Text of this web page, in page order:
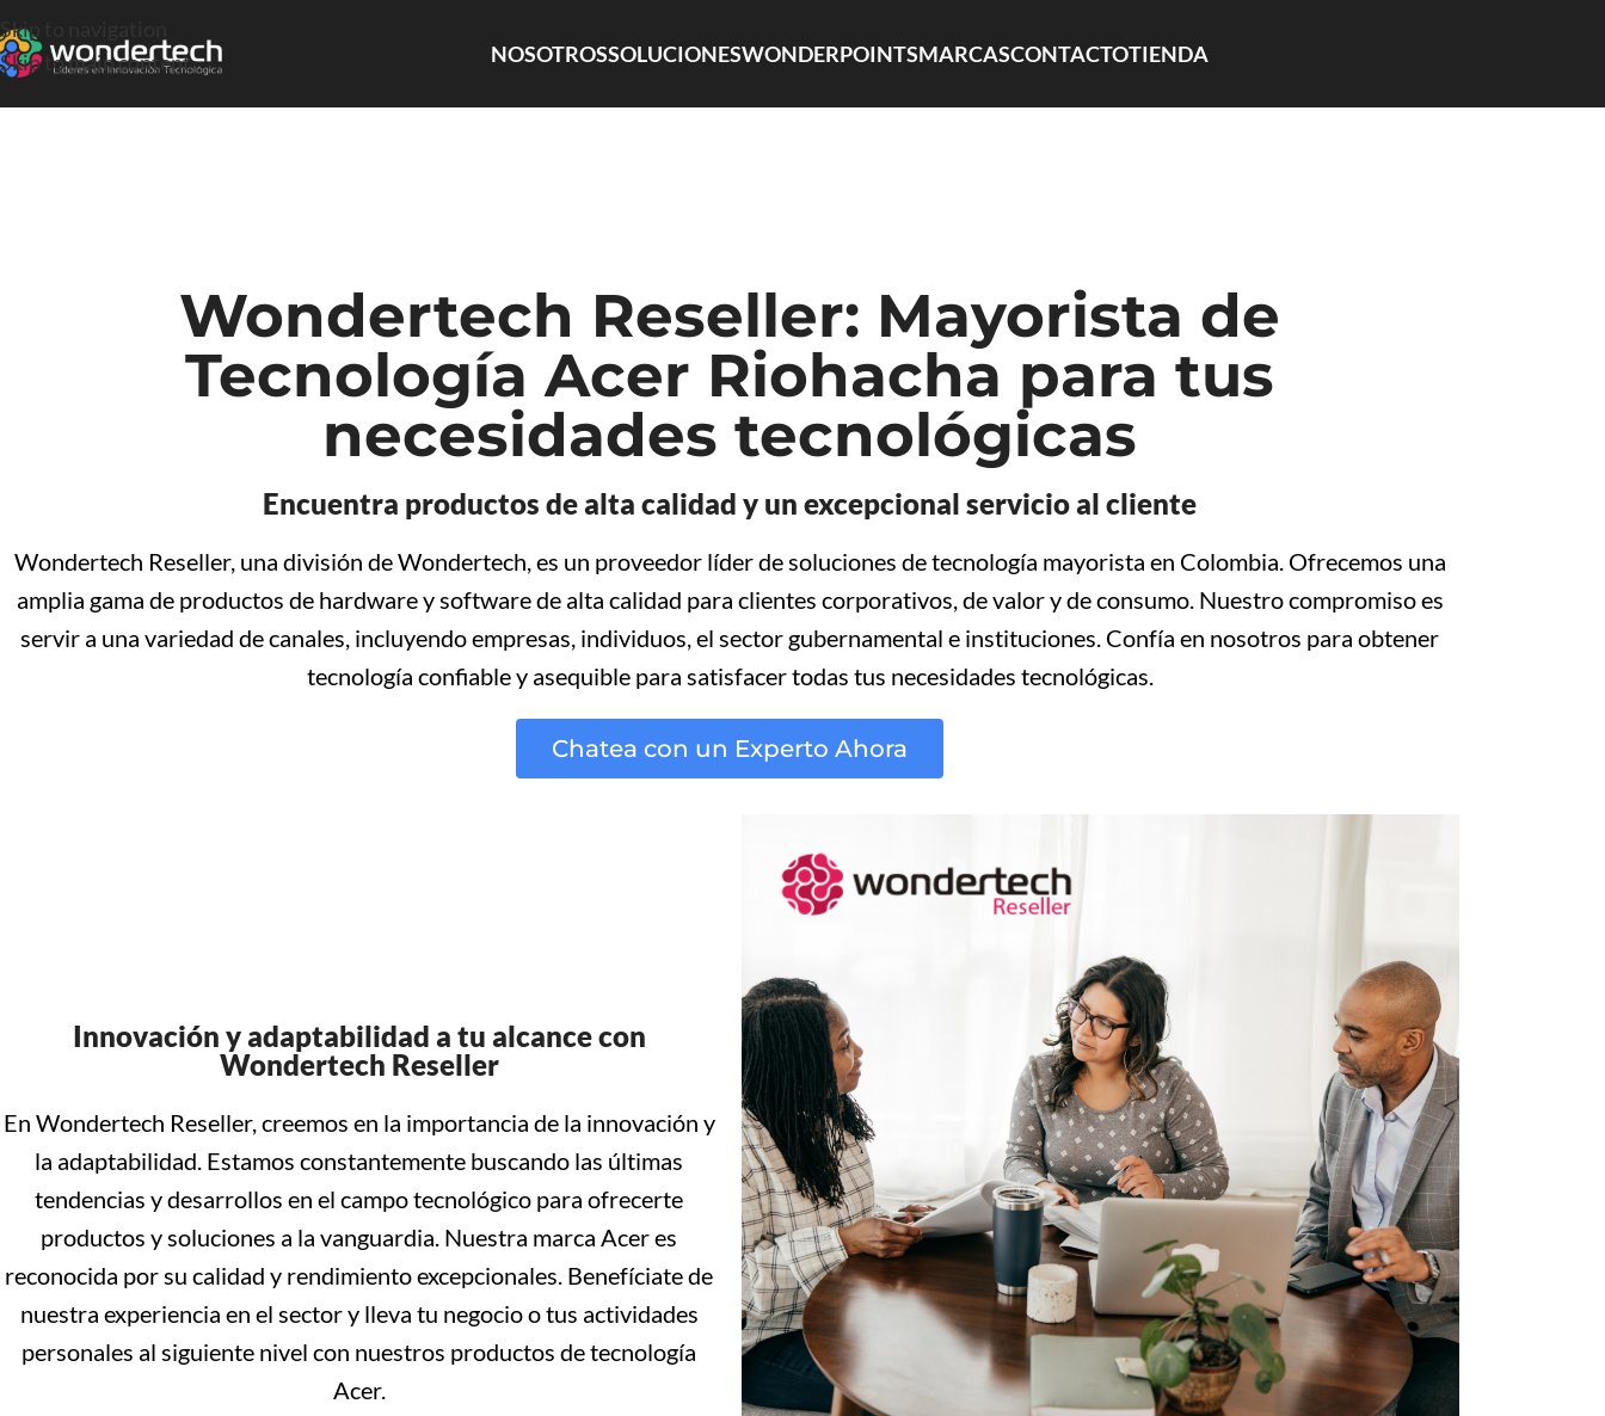
Skip to navigation
Skip to main content
NOSOTROSSOLUCIONESWONDERPOINTSMARCASCONTACTOTIENDA
Wondertech Reseller: Mayorista de
Tecnología Acer Riohacha para tus
necesidades tecnológicas
Encuentra productos de alta calidad y un excepcional servicio al cliente
Wondertech Reseller, una división de Wondertech, es un proveedor líder de soluciones de tecnología mayorista en Colombia. Ofrecemos una
amplia gama de productos de hardware y software de alta calidad para clientes corporativos, de valor y de consumo. Nuestro compromiso es
servir a una variedad de canales, incluyendo empresas, individuos, el sector gubernamental e instituciones. Confía en nosotros para obtener
tecnología confiable y asequible para satisfacer todas tus necesidades tecnológicas.
Chatea con un Experto Ahora
Innovación y adaptabilidad a tu alcance con
Wondertech Reseller
En Wondertech Reseller, creemos en la importancia de la innovación y
la adaptabilidad. Estamos constantemente buscando las últimas
tendencias y desarrollos en el campo tecnológico para ofrecerte
productos y soluciones a la vanguardia. Nuestra marca Acer es
reconocida por su calidad y rendimiento excepcionales. Benefíciate de
nuestra experiencia en el sector y lleva tu negocio o tus actividades
personales al siguiente nivel con nuestros productos de tecnología
Acer.